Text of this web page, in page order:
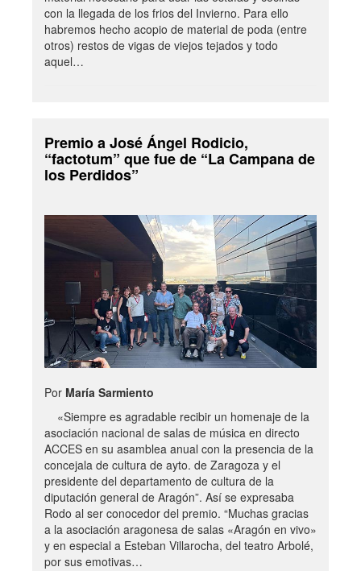
con la llegada de los frios del Invierno. Para ello
habremos hecho acopio de material de poda (entre
otros) restos de vigas de viejos tejados y todo
aquel…
Premio a José Ángel Rodicio,
“factotum” que fue de “La Campana de
los Perdidos”
Por María Sarmiento
«Siempre es agradable recibir un homenaje de la
asociación nacional de salas de música en directo
ACCES en su asamblea anual con la presencia de la
concejala de cultura de ayto. de Zaragoza y el
presidente del departamento de cultura de la
diputación general de Aragón”. Así se expresaba
Rodo al ser conocedor del premio. “Muchas gracias
a la asociación aragonesa de salas «Aragón en vivo»
y en especial a Esteban Villarocha, del teatro Arbolé,
por sus emotivas…